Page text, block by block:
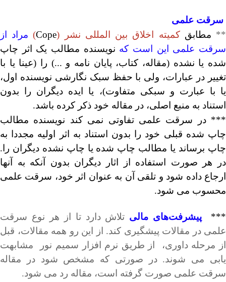
سرقت علمی
** مطابقکمیته اخلاق بین المللی نشر (
Cope
) مراد از
سرقت علمی این است که نویسنده مطالب یک اثر چاپ
شده یا نشده (مقاله، کتاب، پایان نامه و ...) را (عینا یا با
تغییر در عبارات، ولی با حفظ سبک نگارشی نویسنده اول،
یا با عبارت و سبکی متفاوت)، یا ایده دیگران را بدون
استناد به منبع اصلی، در مقاله خود ذکر کرده باشد.
*** در سرقت علمی تفاوتی نمی کند نویسنده مطالب
چاپ شده قبلی خود را بدون استناد به اثر اولیه مجددا به
چاپ برساند یا مطالب چاپ شده یا چاپ نشده دیگران را.
در هر صورت استفاده از اثار دیگران بدون آنکه به آنها
ارجاع داده شود و تلقی آن به عنوان اثر خود، سرقت علمی
محسوب می شود.
*** پیشرفت‌های مالی تلاش دارد تا از هر نوع سرقت
علمی در مقالات پیشگیری کند. از این رو همه مقالات، قبل
از مرحله داوری، از طریق نرم افزار سمیم نور مشابهت
یابی می شوند. در صورتی که مشخص شود در مقاله
سرقت علمی صورت گرفته است، مقاله رد می شود.